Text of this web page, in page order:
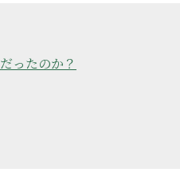
ったのか？